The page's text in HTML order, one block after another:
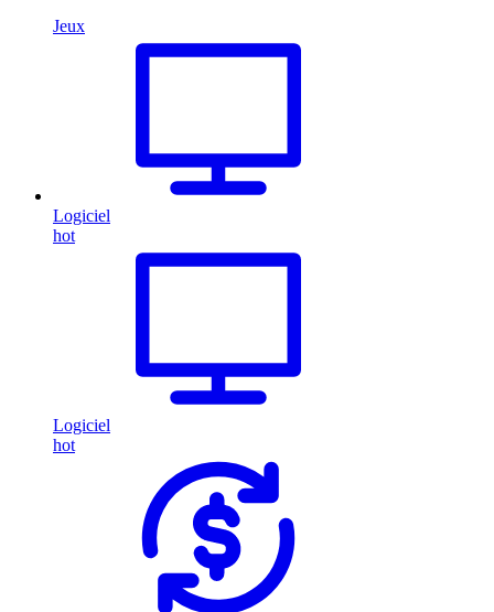
Jeux
Logiciel
hot
Logiciel
hot